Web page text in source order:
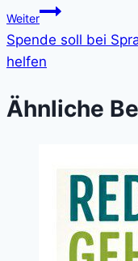
Weiter
Spende soll bei
helfen
Ähnliche